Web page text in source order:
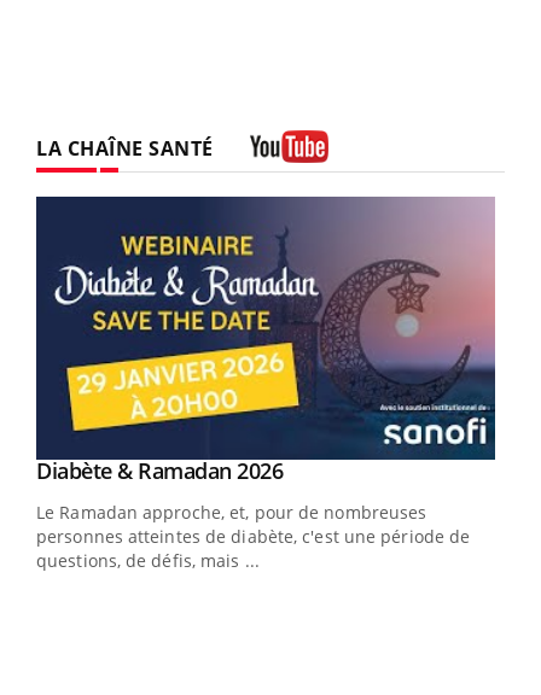
LA CHAÎNE SANTÉ
Youtube
Diabète & Ramadan 2026Youtube
Le Ramadan approche, et, pour de nombreuses
personnes atteintes de diabète, c'est une période de
questions, de défis, mais ...